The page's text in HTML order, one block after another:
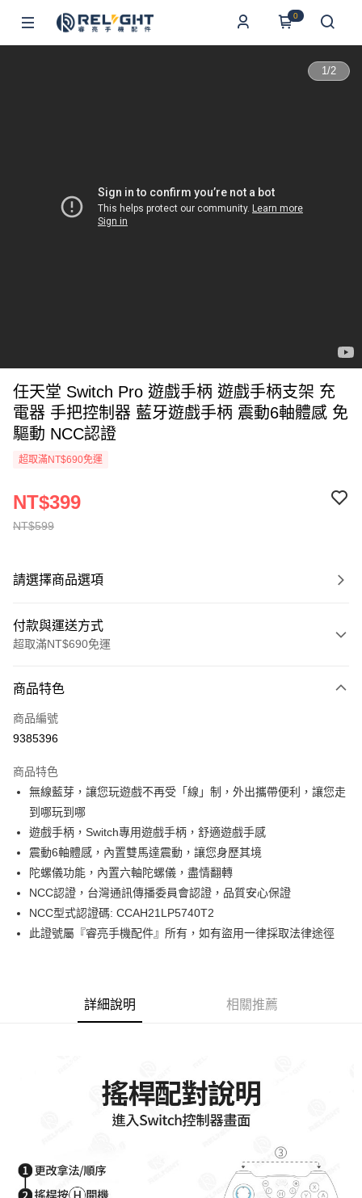
0
1/2
任天堂 Switch Pro 遊戲手柄 遊戲手柄支架 充
電器 手把控制器 藍牙遊戲手柄 震動6軸體感 免
驅動 NCC認證
超取滿NT$690免運
NT$599
NT$399
請選擇商品選項
付款與運送方式
超取滿NT$690免運
信用卡一次付款
超商取貨付款
Apple Pay
街口支付
悠遊付
ATM付款
運送方式
付款後全家取貨
每筆NT$65，滿NT$690(含以上)免運費
每筆NT$100，滿NT$990(含以上)免運費
商品特色
商品編號
9385396
商品特色
無線藍芽，讓您玩遊戲不再受「線」制，外出攜帶便利，讓您走
到哪玩到哪
遊戲手柄，Switch專用遊戲手柄，舒適遊戲手感
震動6軸體感，內置雙馬達震動，讓您身歷其境
陀螺儀功能，內置六軸陀螺儀，盡情翻轉
NCC認證，台灣通訊傳播委員會認證，品質安心保證
NCC型式認證碼: CCAH21LP5740T2
此證號屬『睿亮手機配件』所有，如有盜用一律採取法律途徑
詳細說明 相關推薦